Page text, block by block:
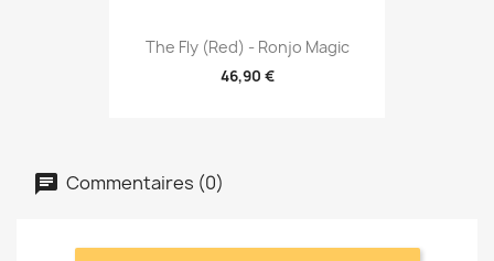
The Fly (Red) - Ronjo Magic
46,90 €
Commentaires (0)